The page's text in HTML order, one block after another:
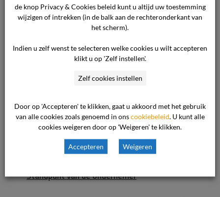
daaropvolgende onderzoek een enorme impact
hebben gehad op het gezin van de consument.
geraakt en was lange tijd niet in staat om
consument heeft de procedure binnen de termijn
betaald. Gelet op de enorme gevolgen van de
Veilig Thuis melding verlangt de consument nog
steeds een inhoudelijke beoordeling van zijn
Standpunt van de ondernemer
de knop Privacy & Cookies beleid kunt u altijd uw toestemming
wijzigen of intrekken (in de balk aan de rechteronderkant van
het scherm).
Indien u zelf wenst te selecteren welke cookies u wilt accepteren
klikt u op 'Zelf instellen'.
Zelf cookies instellen
Door op 'Accepteren' te klikken, gaat u akkoord met het gebruik
van alle cookies zoals genoemd in onscookiebeleid . U kunt alle
cookies weigeren door op 'Weigeren' te klikken.
Accepteren Weigeren